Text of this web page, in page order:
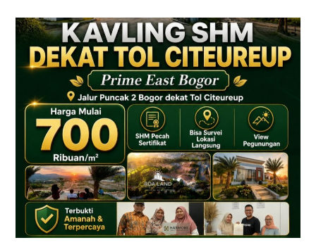
KAVLING
HARMONI
PRIME
EAST
Tanah
700
Ribuan
Puncak
Dekat